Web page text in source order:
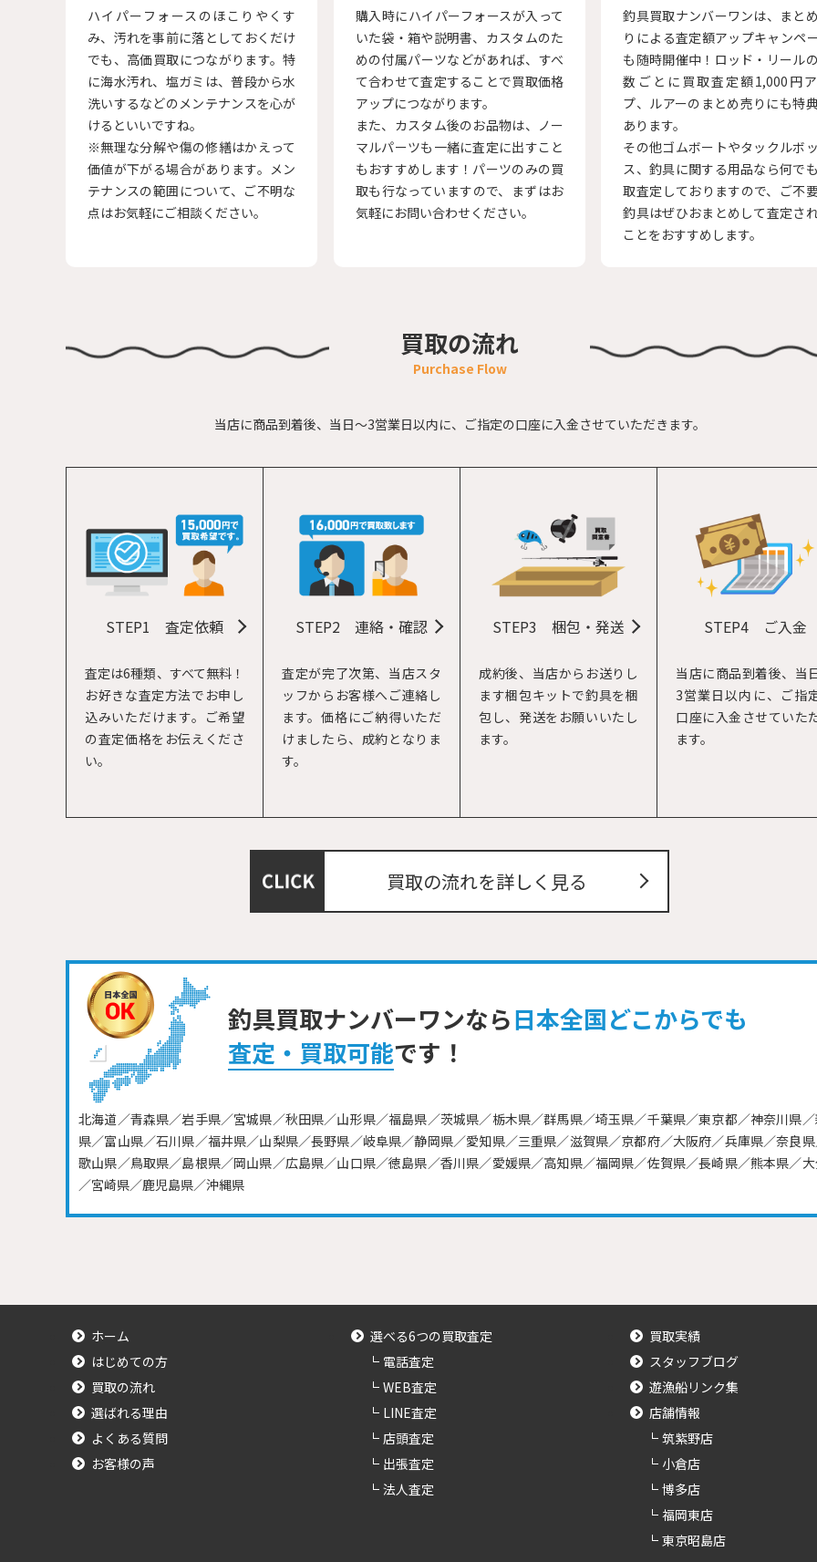
ハイパーフォースのほこりやくす
み、汚れを事前に落としておくだけ
でも、高価買取につながります。特
に海水汚れ、塩ガミは、普段から水
洗いするなどのメンテナンスを心が
けるといいですね。
※無理な分解や傷の修繕はかえって
価値が下がる場合があります。メン
テナンスの範囲について、ご不明な
点はお気軽にご相談ください。
購入時にハイパーフォースが入って
いた袋・箱や説明書、カスタムのた
めの付属パーツなどがあれば、すべ
て合わせて査定することで買取価格
アップにつながります。
また、カスタム後のお品物は、ノー
マルパーツも一緒に査定に出すこと
もおすすめします！パーツのみの買
取も行なっていますので、まずはお
気軽にお問い合わせください。
釣具買取ナンバーワンは、まと
りによる査定額アップキャンペ
も随時開催中！ロッド・リール
数ごとに買取査定額1,000円
プ、ルアーのまとめ売りにも特
あります。
その他ゴムボートやタックルボ
ス、釣具に関する用品なら何で
取査定しておりますので、ご不
釣具はぜひおまとめして査定さ
ことをおすすめします。
買取の流れ
当店に商品到着後、当日～3営業日以内に、 ご指定の口座に入金させていただきます。
STEP1 査定依頼
査定は6種類、すべて無料！
お好きな査定方法でお申し
込みいただけます。ご希望
の査定価格をお伝えくださ
い。
STEP2 連絡・確認
査定が完了次第、当店スタ
ッフからお客様へご連絡し
ます。価格にご納得いただ
けましたら、成約となりま
す。
STEP3 梱包・発送
成約後、当店からお送りし
ます梱包キットで釣具を梱
包し、発送をお願いいたし
ます。
STEP4 ご入金
当店に商品到着後、当
3営業日以内に、ご指
口座に入金させていた
ます。
買取の流れを詳しく見る
釣具買取ナンバーワンなら日本全国どこからでも
査定・買取可能です！
北海道／青森県／岩手県／宮城県／秋田県／山形県／福島県／茨城県／栃木県／群馬県／埼玉県／千葉県／東京都／神奈川県
県／富山県／石川県／福井県／山梨県／長野県／岐阜県／静岡県／愛知県／三重県／滋賀県／京都府／大阪府／兵庫県／奈良
歌山県／鳥取県／島根県／岡山県／広島県／山口県／徳島県／香川県／愛媛県／高知県／福岡県／佐賀県／長崎県／熊本県／
／宮崎県／鹿児島県／沖縄県
ホーム
はじめての方
買取の流れ
選ばれる理由
よくある質問
お客様の声
選べる6つの買取査定
電話査定
WEB査定
LINE査定
店頭査定
出張査定
法人査定
買取実績
スタッフブログ
遊漁船リンク集
店舗情報
筑紫野店
小倉店
博多店
福岡東店
東京昭島店